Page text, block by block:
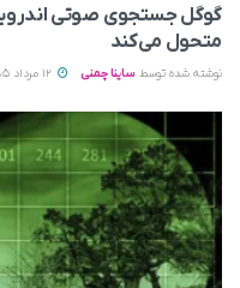
متحول می‌کند
نوشته شده توسط ساینا چمنی